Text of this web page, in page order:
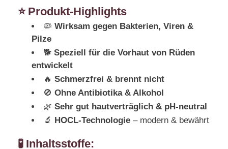
⭐ Produkt-Highlights
🦠 Wirksam gegen Bakterien, Viren &
Pilze
🐕 Speziell für die Vorhaut von Rüden
entwickelt
🔥 Schmerzfrei & brennt nicht
🚫 Ohne Antibiotika & Alkohol
🌿 Sehr gut hautverträglich & pH-neutral
🔬
HOCL-Technologie– modern & bewährt
🧪 Inhaltsstoffe: